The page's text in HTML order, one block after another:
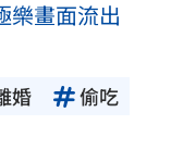
樂畫面流出
婚 偷吃